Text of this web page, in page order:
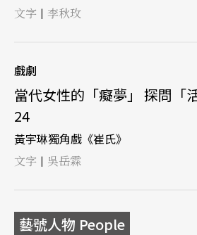
文字 | 李秋玫
戲劇
當代女性的「癡夢」 探問「
24
黃宇琳獨角戲《崔氏》
文字 | 吳岳霖
藝號人物 People